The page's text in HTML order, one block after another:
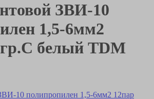
ЗВИ-10
1,5-6мм2
белый TDM